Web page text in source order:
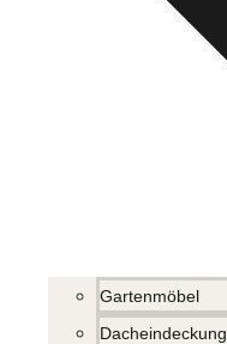
Gartenmöbel
Dacheindeckung